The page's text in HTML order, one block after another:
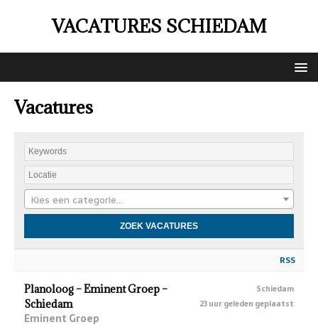
VACATURES SCHIEDAM
Vacatures
Kies een categorie…
RSS
Planoloog – Eminent Groep –
Schiedam
Eminent Groep
Schiedam
23 uur geleden geplaatst